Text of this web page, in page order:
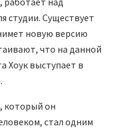
студии. Существует
новую версию
что на данной
Хоук выступает в
который он
стал одним